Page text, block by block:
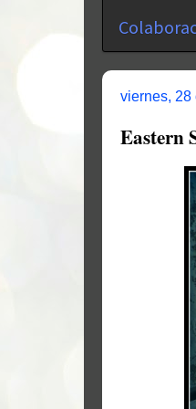
viernes, 28
Eastern